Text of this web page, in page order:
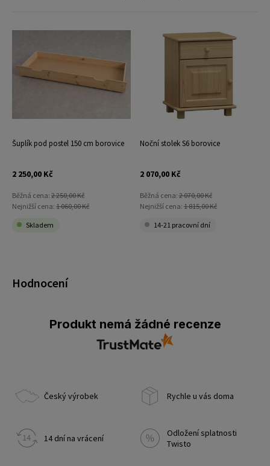
Hodnocení
Produkt nemá žádné recenze
Šuplík pod postel 150 cm borovice
2 250,00 Kč
Běžná cena: 2 250,00 Kč
Nejnižší cena: 1 060,00 Kč
Skladem
Noční stolek S6 borovice
2 070,00 Kč
Běžná cena:2 070,00 Kč
Nejnižší cena:1 815,00 Kč
14-21 pracovní dní
Český výrobek Rychle u vás doma
14 dní na vrácení
Odložení splatnosti
Twisto